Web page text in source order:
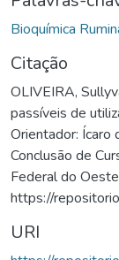
Bioquímica
Citação
OLIVEIRA,
passíveis de
Orientador: Ícaro
Conclusão de
Federal do
https://
URI